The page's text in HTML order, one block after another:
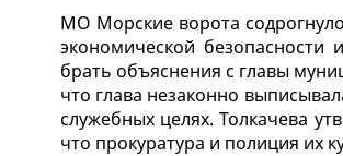
МО Морские ворота
экономической
брать объяснения с главы
что глава незаконно
служебных целях. Толкачева
что прокуратура и полиция их